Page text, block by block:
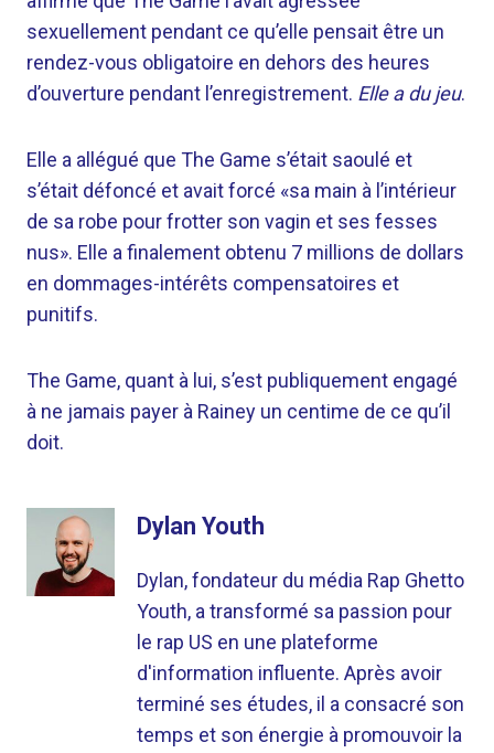
sexuellement pendant ce qu’elle pensait être un
rendez-vous obligatoire en dehors des heures
d’ouverture pendant l’enregistrement. Elle a du jeu.
Elle a allégué que The Game s’était saoulé et
s’était défoncé et avait forcé «sa main à l’intérieur
de sa robe pour frotter son vagin et ses fesses
nus». Elle a finalement obtenu 7 millions de dollars
en dommages-intérêts compensatoires et
punitifs.
The Game, quant à lui, s’est publiquement engagé
à ne jamais payer à Rainey un centime de ce qu’il
doit.
Dylan Youth
Dylan, fondateur du média Rap Ghetto
Youth, a transformé sa passion pour
le rap US en une plateforme
d'information influente. Après avoir
terminé ses études, il a consacré son
temps et son énergie à promouvoir la